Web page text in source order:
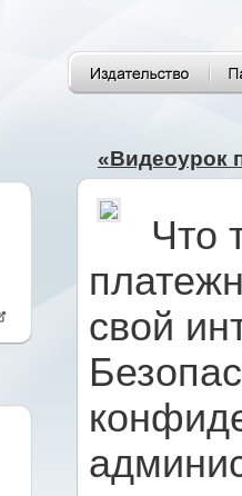
«Видеоурок
Что
свой